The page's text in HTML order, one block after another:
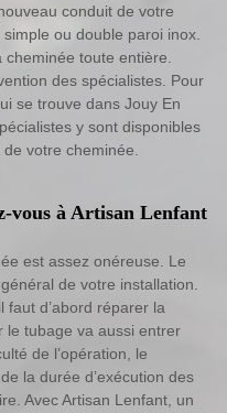
conduit de votre
ou double paroi inox.
toute entière.
des spécialistes. Pour
se trouve dans Jouy En
y sont disponibles
votre cheminée.
vous à Artisan Lenfant
est assez onéreuse. Le
de votre installation.
faut d’abord réparer la
le tubage va aussi entrer
de l’opération, le
la durée d’exécution des
Avec Artisan Lenfant, un